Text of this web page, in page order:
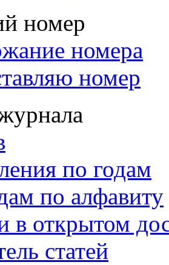
номер
номера
номер
по годам
по алфавиту
в открытом
статей